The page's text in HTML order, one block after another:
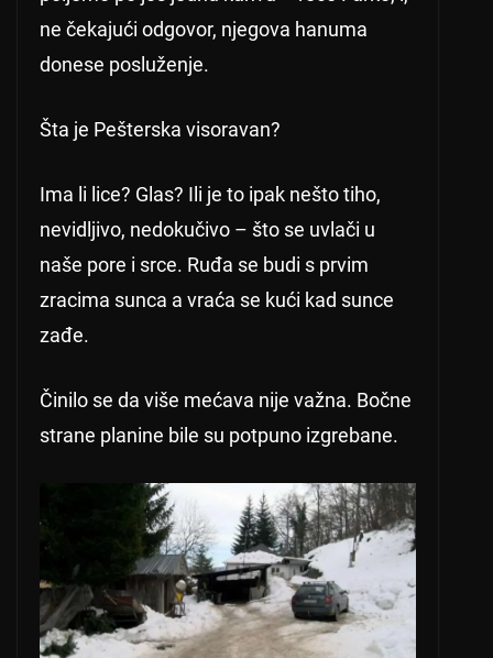
ne čekajući odgovor, njegova hanuma
donese posluženje.
Šta je Pešterska visoravan?
Ima li lice? Glas? Ili je to ipak nešto tiho,
nevidljivo, nedokučivo – što se uvlači u
naše pore i srce. Ruđa se budi s prvim
zracima sunca a vraća se kući kad sunce
zađe.
Činilo se da više mećava nije važna. Bočne
strane planine bile su potpuno izgrebane.